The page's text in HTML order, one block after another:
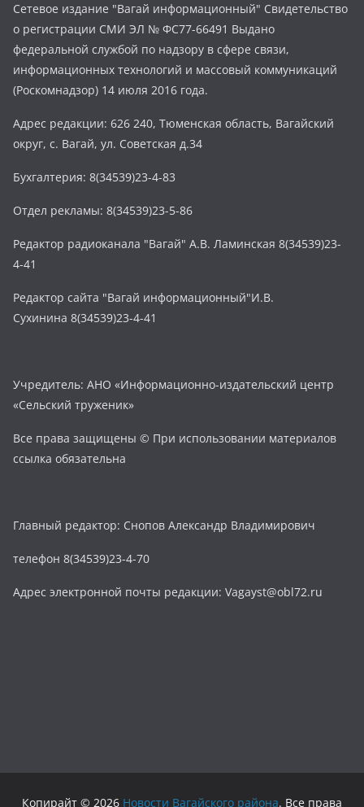
Сетевое издание "Вагай информационный" Свидетельство
о регистрации СМИ ЭЛ № ФС77-66491 Выдано
федеральной службой по надзору в сфере связи,
информационных технологий и массовый коммуникаций
(Роскомнадзор) 14 июля 2016 года.
Адрес редакции: 626 240, Тюменская область, Вагайский
округ, с. Вагай, ул. Советская д.34
Бухгалтерия: 8(34539)23-4-83
Отдел рекламы: 8(34539)23-5-86
Редактор радиоканала "Вагай" А.В. Ламинская 8(34539)23-
4-41
Редактор сайта "Вагай информационный"И.В.
Сухинина 8(34539)23-4-41
Учредитель: АНО «Информационно-издательский центр
«Сельский труженик»
Все права защищены © При использовании материалов
ссылка обязательна
Главный редактор: Снопов Александр Владимирович
телефон 8(34539)23-4-70
Адрес электронной почты редакции: Vagayst@obl72.ru
Копирайт © 2026 Новости Вагайского района. Все права